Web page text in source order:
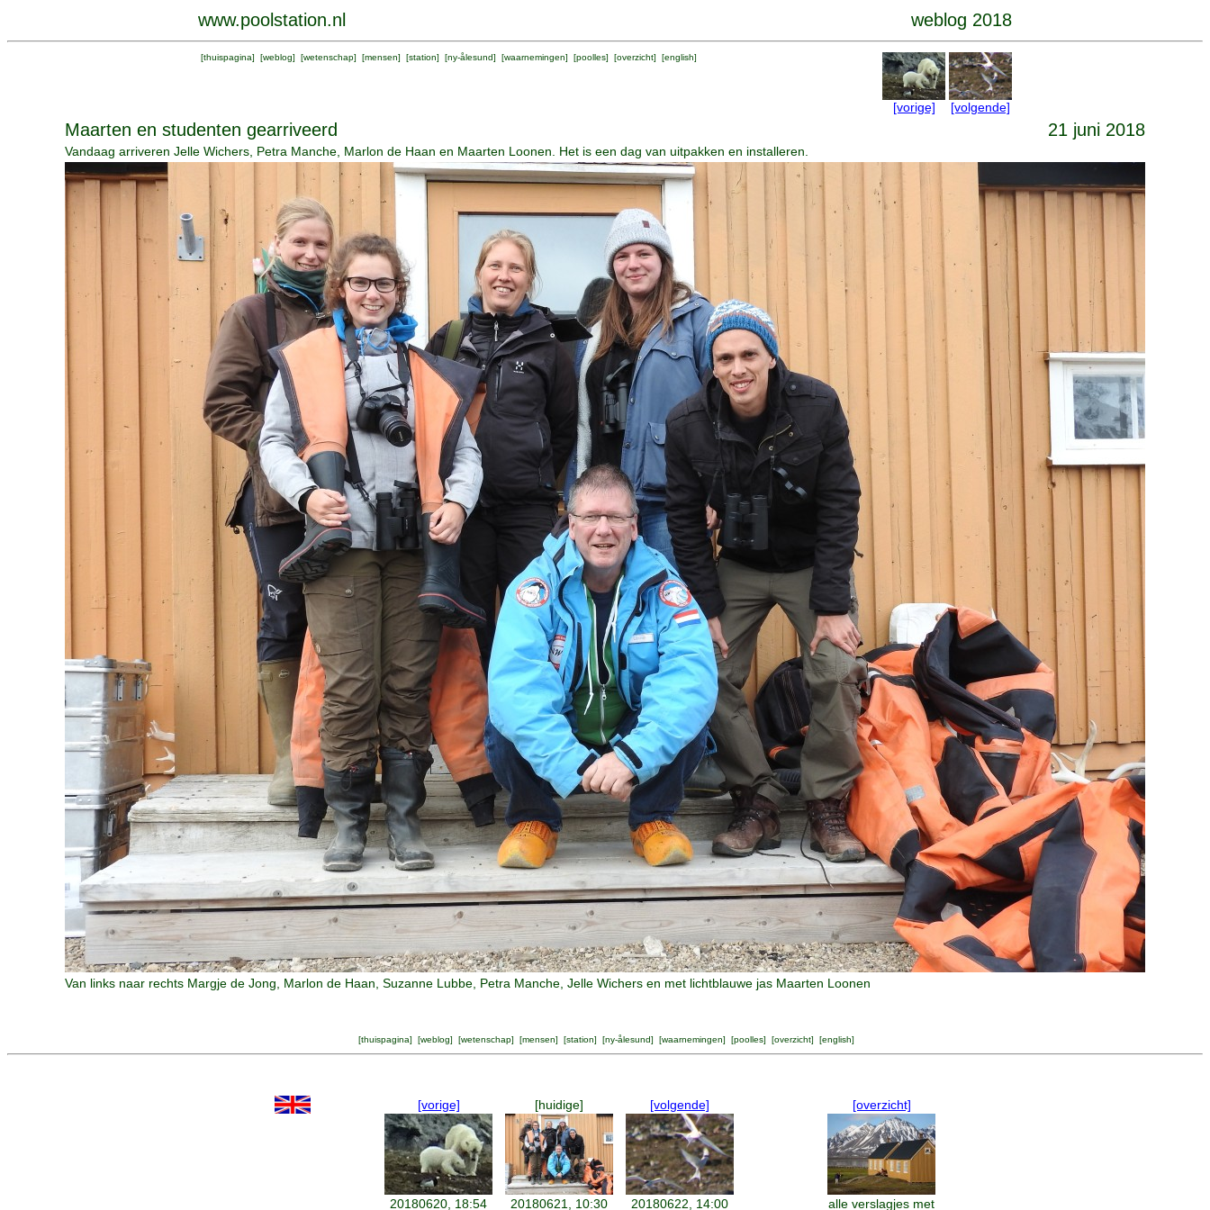
www.poolstation.nl weblog 2018
[thuispagina] [weblog] [wetenschap] [mensen] [station] [ny-ålesund] [waarnemingen] [poolles] [overzicht] [english]
[vorige] [volgende]
Maarten en studenten gearriveerd 21 juni 2018
Vandaag arriveren Jelle Wichers, Petra Manche, Marlon de Haan en Maarten Loonen. Het is een dag van uitpakken en installeren.
Van links naar rechts Margje de Jong, Marlon de Haan, Suzanne Lubbe, Petra Manche, Jelle Wichers en met lichtblauwe jas Maarten Loonen
[thuispagina] [weblog] [wetenschap] [mensen] [station] [ny-ålesund] [waarnemingen] [poolles] [overzicht] [english]
[vorige] [huidige] [volgende] [overzicht]
20180620, 18:54 20180621, 10:30 20180622, 14:00 alle verslagjes met